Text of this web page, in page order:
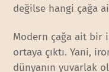
değilse hangi çağa
Modern çağa ait bir
ortaya çıktı. Yani,
dünyanın yuvarlak